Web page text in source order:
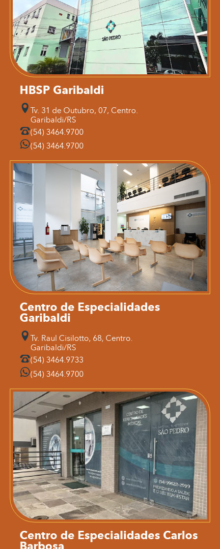
HBSP Garibaldi
Tv. 31 de Outubro, 07, Centro.
Garibaldi/RS
(54) 3464.9700
(54) 3464.9700
Centro de Especialidades
Garibaldi
Tv. Raul Cisilotto, 68, Centro.
Garibaldi/RS
(54) 3464.9733
(54) 3464.9700
Centro de Especialidades Carlos
Barbosa